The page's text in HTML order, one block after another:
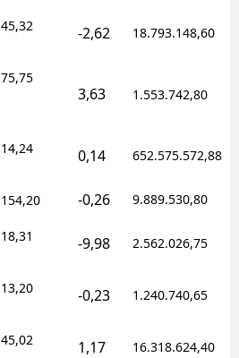
45,32 -2,62 18.793.148,60
75,75
3,63 1.553.742,80
14,24 0,14 652.575.572,88
154,20 -0,26 9.889.530,80
18,31 -9,98 2.562.026,75
13,20 -0,23 1.240.740,65
45,02 1,17 16.318.624,40